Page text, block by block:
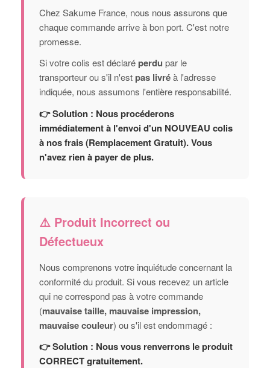
Chez Sakume France, nous nous assurons que
chaque commande arrive à bon port. C'est notre
promesse.
Si votre colis est déclaréperdu par le
transporteur ou s'il n'estpas livréà l'adresse
indiquée, nous assumons l'entière responsabilité.
👉 Solution : Nous procéderons
immédiatement à l'envoi d'un NOUVEAU colis
à nos frais (Remplacement Gratuit). Vous
n'avez rien à payer de plus.
⚠️ Produit Incorrect ou
Défectueux
Nous comprenons votre inquiétude concernant la
conformité du produit. Si vous recevez un article
qui ne correspond pas à votre commande
(mauvaise taille, mauvaise impression,
mauvaise couleur) ou s'il est endommagé :
👉 Solution : Nous vous renverrons le produit
CORRECT gratuitement.